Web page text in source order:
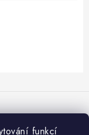
funkcí